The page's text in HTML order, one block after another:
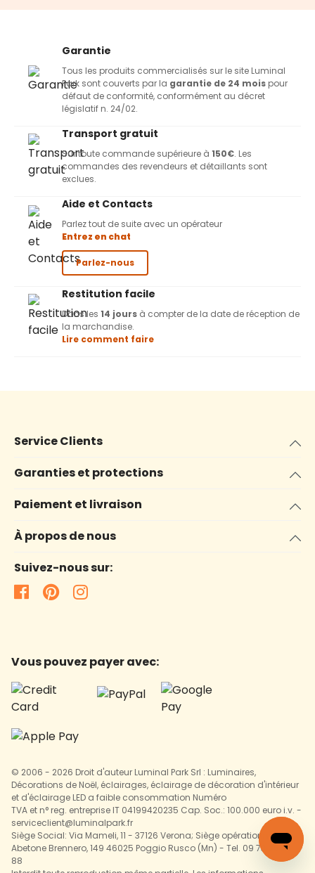
Garantie
Tous les produits commercialisés sur le site Luminal
Park sont couverts par la garantie de 24 mois pour
défaut de conformité, conformément au décret
législatif n. 24/02.
Transport gratuit
Sur toute commande supérieure à 150€. Les
commandes des revendeurs et détaillants sont
exclues.
Aide et Contacts
Parlez tout de suite avec un opérateur
Entrez en chat
Parlez-nous
Restitution facile
Dans les 14 jours à compter de la date de réception de
la marchandise.
Lire comment faire
Service Clients
Garanties et protections
Paiement et livraison
À propos de nous
Suivez-nous sur:
Vous pouvez payer avec:
© 2006 - 2026 Droit d'auteur Luminal Park Srl : Luminaires,
Décorations de Noël, éclairages, éclairage de décoration d'intérieur
et d'éclairage LED a faible consommation Numéro
TVA et n° reg. entreprise IT 04199420235 Cap. Soc.: 100.000 euro i.v. -
serviceclient@luminalpark.fr
Siège Social: Via Mameli, 11 - 37126 Verona; Siège opérationnel: Via
Abetone Brennero, 149 46025 Poggio Rusco (Mn) - Tel. 09 73 05 36
88